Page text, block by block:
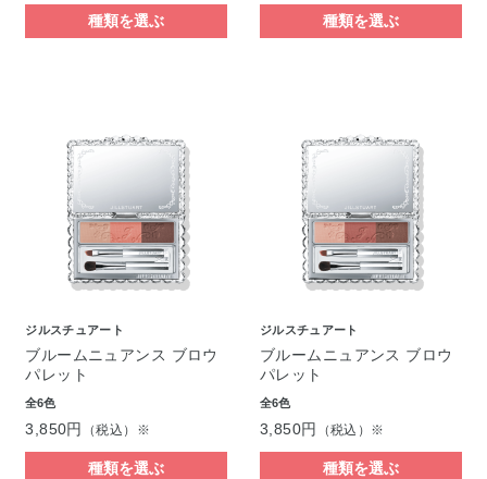
種類を選ぶ 種類を選ぶ
ジルスチュアート
ブルームニュアンス ブロウ
パレット
全6色
3,850円 （税込）※
種類を選ぶ
ジルスチュアート
ブルームニュアンス ブロウ
パレット
全6色
3,850円 （税込）※
種類を選ぶ